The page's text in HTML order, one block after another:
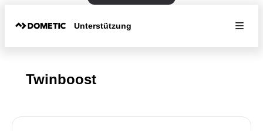
Unterstützung
Twinboost